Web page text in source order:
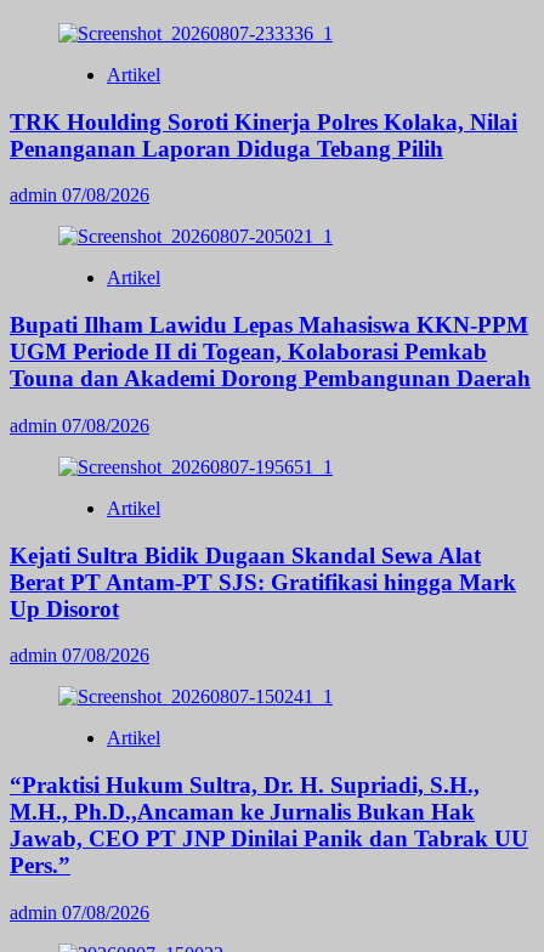
Artikel
TRK Houlding Soroti Kinerja Polres Kolaka, Nilai
Penanganan Laporan Diduga Tebang Pilih
admin 07/08/2026
Artikel
Bupati Ilham Lawidu Lepas Mahasiswa KKN-PPM
UGM Periode II di Togean, Kolaborasi Pemkab
Touna dan Akademi Dorong Pembangunan Daerah
admin 07/08/2026
Artikel
Kejati Sultra Bidik Dugaan Skandal Sewa Alat
Berat PT Antam-PT SJS: Gratifikasi hingga Mark
Up Disorot
admin 07/08/2026
Artikel
“Praktisi Hukum Sultra, Dr. H. Supriadi, S.H.,
M.H., Ph.D.,Ancaman ke Jurnalis Bukan Hak
Jawab, CEO PT JNP Dinilai Panik dan Tabrak UU
Pers.”
admin 07/08/2026